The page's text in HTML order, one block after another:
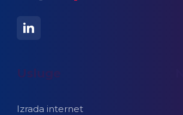
Usluge
Izrada internet